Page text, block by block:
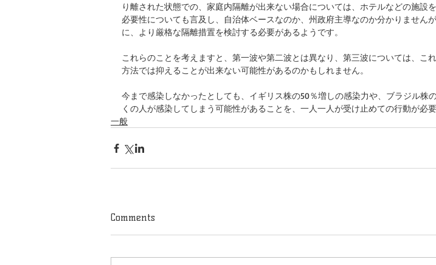
り離された状態での、家庭内隔離が出来ない場合については、ホテルなどの施設
必要性についても言及し、自治体ベースなのか、州政府主導なのか分かりません
に、より厳格な隔離措置を検討する必要があるようです。
これらのことを考えますと、第一波や第二波とは異なり、第三波については、こ
方法では抑えることが出来ない可能性があるのかもしれません。
今まで感染しなかったとしても、イギリス株の50％増しの感染力や、ブラジル株
くの人が感染してしまう可能性があることを、一人一人が受け止めての行動が必
一般
Comments